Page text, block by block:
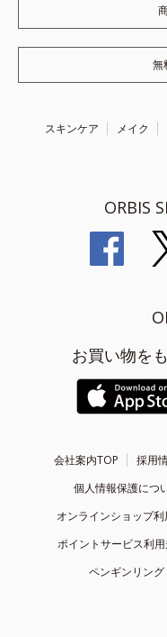
無
スキンケア メイク
ORBIS
お買い物を
会社案内TOP 採用
個人情報保護につ
オンラインショップ
ポイントサービス利
ペンギンリング